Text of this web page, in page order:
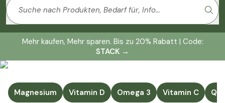
Mehr kaufen, Mehr sparen. Bis zu 20% Rabatt | Code:
STACK →
Magnesium Vitamin D Omega 3 Vitamin C Q10